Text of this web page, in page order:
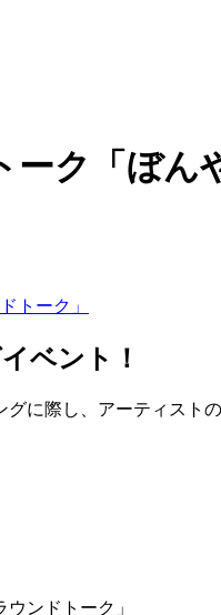
ク「ぼん
ベント！
に際し、アーティス